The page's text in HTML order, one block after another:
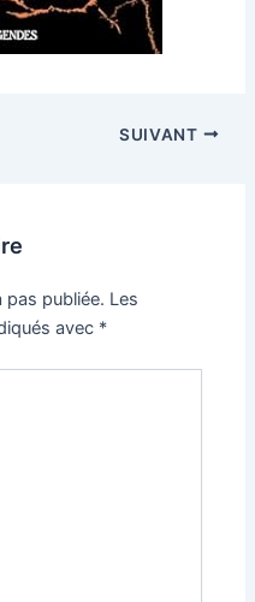
SUIVANT
pas publiée. Les
avec *